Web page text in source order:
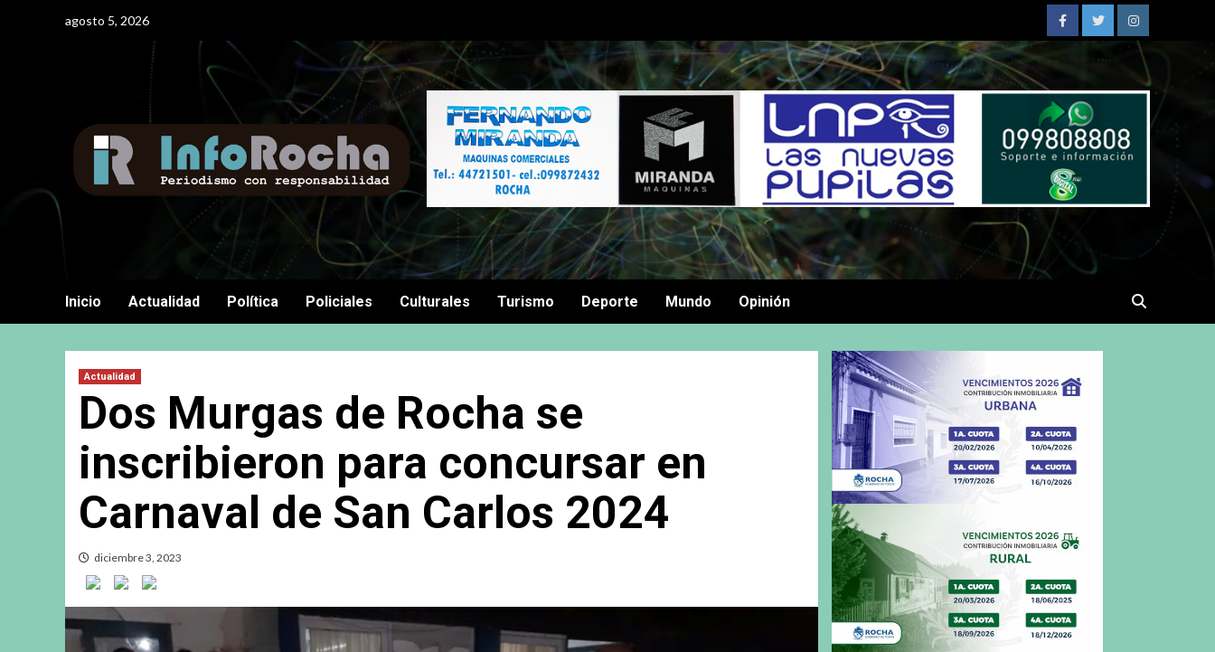
agosto 5, 2026
FacebookTwitterInstagram
Inicio Actualidad Política Policiales Culturales Turismo Deporte Mundo Opinión
Actualidad
Dos Murgas de Rocha se
inscribieron para concursar en
Carnaval de San Carlos 2024
diciembre 3, 2023